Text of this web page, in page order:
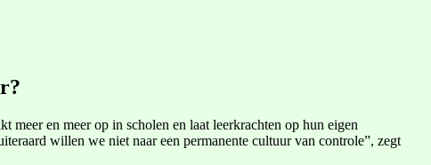
en meer op in scholen en laat leerkrachten op hun eigen
willen we niet naar een permanente cultuur van controle”, zegt